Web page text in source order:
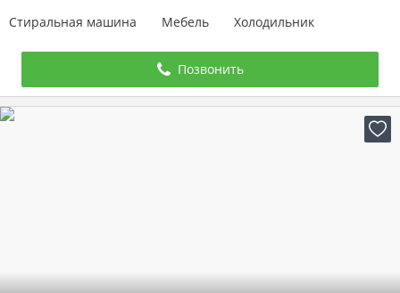
Стиральная машина Мебель Холодильник
Позвонить